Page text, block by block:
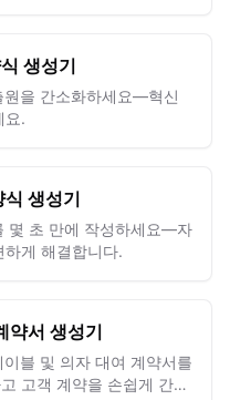
생성기
원을 간소화하세요—혁신
요.
생성기
몇 초 만에 작성하세요—자
게 해결합니다.
약서 생성기
블 및 의자 대여 계약서를
고객 계약을 손쉽게 간소